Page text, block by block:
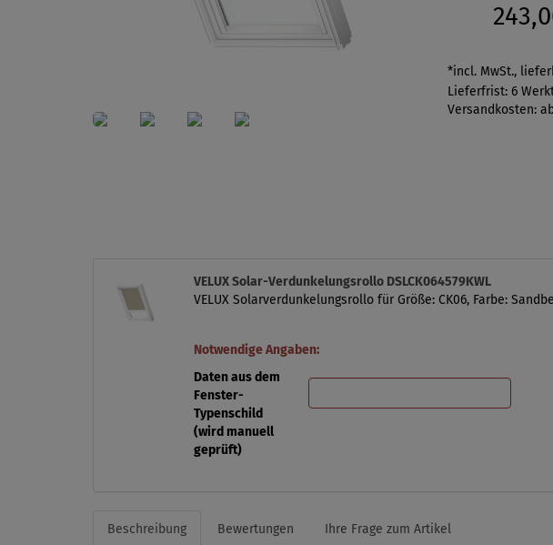
*incl. MwSt.,
Lieferfrist: 6
Versandkosten:
VELUX Solar-Verdunkelungsrollo DSLCK064579KWL
VELUX Solarverdunkelungsrollo für Größe: CK06, Farbe:
Notwendige Angaben:
Daten aus dem
Fenster-
Typenschild
(wird manuell
geprüft)
Beschreibung Bewertungen Ihre Frage zum Artikel